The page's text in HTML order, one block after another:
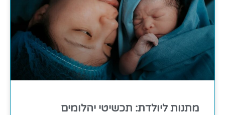
מתנות ליולדת: תכשיטי יהלומים